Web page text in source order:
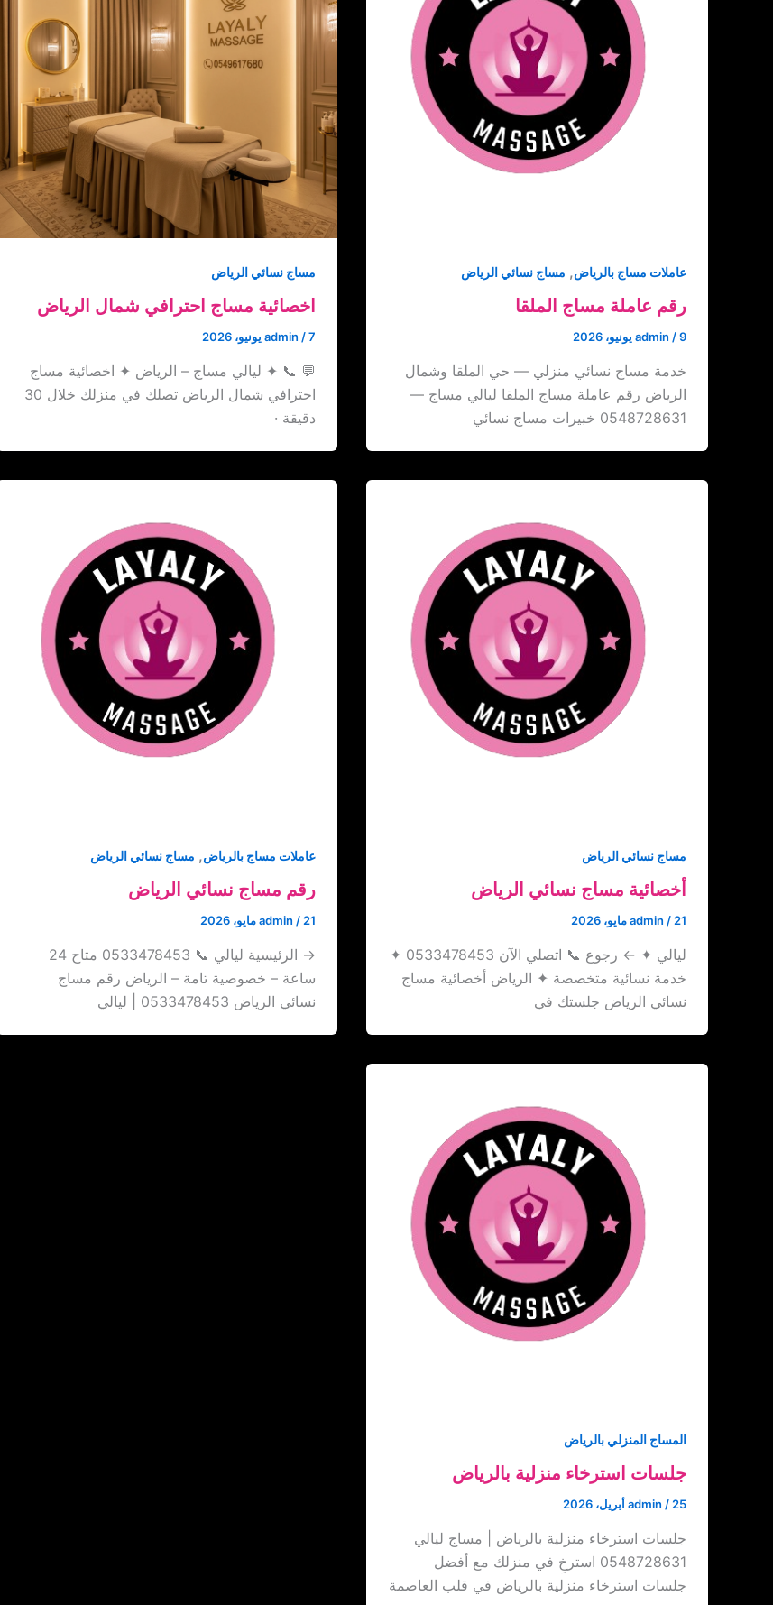
عاملات مساج بالرياض, مساج نسائي الرياض
رقم عاملة مساج الملقا
admin /9 يونيو، 2026
خدمة مساج نسائي منزلي — حي الملقا وشمال
الرياض رقم عاملة مساج الملقا ليالي مساج —
0548728631 خبيرات مساج نسائي
مساج نسائي الرياض
اخصائية مساج احترافي شمال الرياض
admin/7 يونيو، 2026
💬 📞 ✦ ليالي مساج – الرياض ✦ اخصائية مساج
احترافي شمال الرياض تصلك في منزلك خلال 30
دقيقة ·
مساج نسائي الرياض
أخصائية مساج نسائي الرياض
admin /21 مايو، 2026
ليالي ✦ ← رجوع 📞 اتصلي الآن 0533478453 ✦
خدمة نسائية متخصصة ✦ الرياض أخصائية مساج
نسائي الرياض جلستك في
عاملات مساج بالرياض, مساج نسائي الرياض
رقم مساج نسائي الرياض
admin/21 مايو، 2026
→ الرئيسية ليالي 📞 0533478453 متاح 24
ساعة – خصوصية تامة – الرياض رقم مساج
نسائي الرياض 0533478453 | ليالي
المساج المنزلي بالرياض
جلسات استرخاء منزلية بالرياض
admin /25 أبريل، 2026
جلسات استرخاء منزلية بالرياض | مساج ليالي
0548728631 استرخِ في منزلك مع أفضل
جلسات استرخاء منزلية بالرياض في قلب العاصمة